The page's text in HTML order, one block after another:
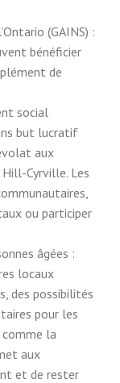
(GAINS) :
bénéficier
de
social
but lucratif
aux
Cyrville. Les
ou participer
âgées :
locaux
des possibilités
pour les
comme la
aux
et de rester